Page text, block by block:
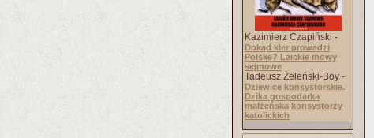
Kazimierz Czapiński -
Dokąd kler prowadzi
Polskę? Laickie mowy
sejmowe
Tadeusz Żeleński-Boy -
Dziewice konsystorskie.
Dzika gospodarka
małżeńska konsystorzy
katolickich